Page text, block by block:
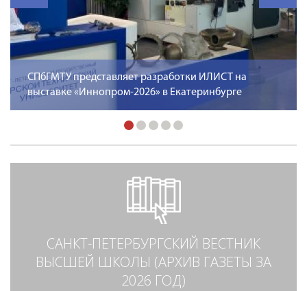
СПбГМТУ представляет разработки ИЛИСТ на
выставке «Иннопром-2026» в Екатеринбурге
САНКТ-ПЕТЕРБУРГСКИЙ ВЕСТНИК
ВЫСШЕЙ ШКОЛЫ (АРХИВ ГАЗЕТЫ ЗА
2026 ГОД)